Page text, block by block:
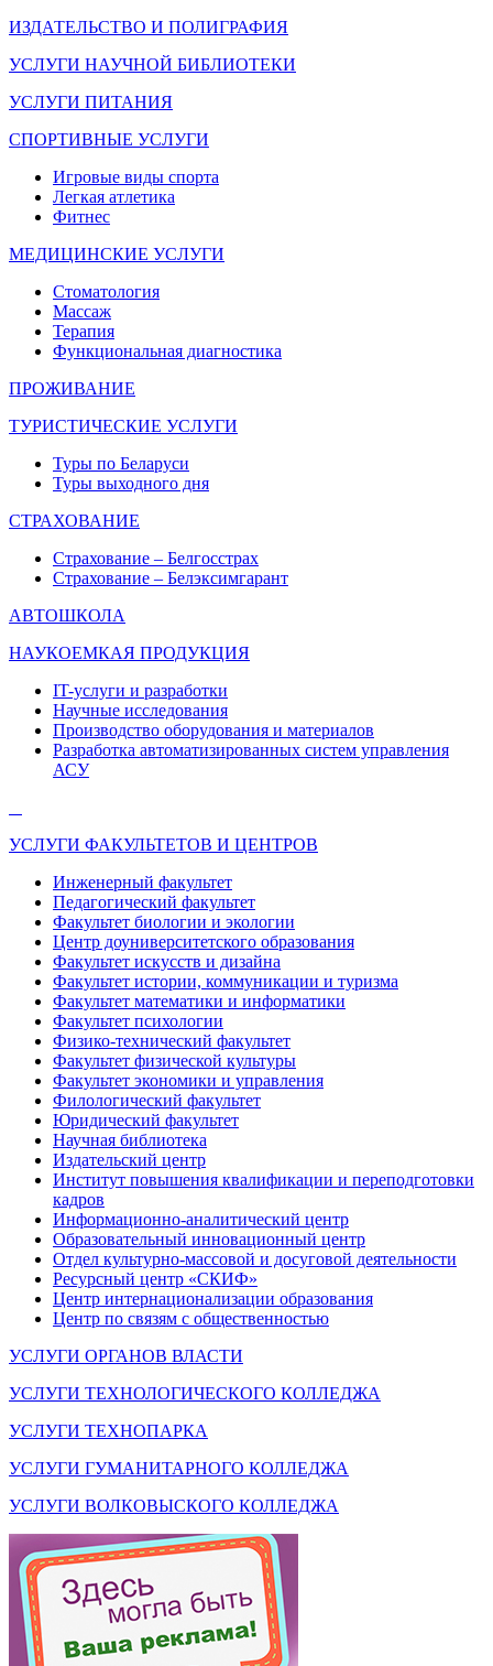
ИЗДАТЕЛЬСТВО И ПОЛИГРАФИЯ
УСЛУГИ НАУЧНОЙ БИБЛИОТЕКИ
УСЛУГИ ПИТАНИЯ
СПОРТИВНЫЕ УСЛУГИ
Игровые виды спорта
Легкая атлетика
Фитнес
МЕДИЦИНСКИЕ УСЛУГИ
Стоматология
Массаж
Терапия
Функциональная диагностика
ПРОЖИВАНИЕ
ТУРИСТИЧЕСКИЕ УСЛУГИ
Туры по Беларуси
Туры выходного дня
СТРАХОВАНИЕ
Страхование – Белгосстрах
Страхование – Белэксимгарант
АВТОШКОЛА
НАУКОЕМКАЯ ПРОДУКЦИЯ
IT-услуги и разработки
Научные исследования
Производство оборудования и материалов
Разработка автоматизированных систем управления
АСУ
УСЛУГИ ФАКУЛЬТЕТОВ И ЦЕНТРОВ
Инженерный факультет
Педагогический факультет
Факультет биологии и экологии
Центр доуниверситетского образования
Факультет искусств и дизайна
Факультет истории, коммуникации и туризма
Факультет математики и информатики
Факультет психологии
Физико-технический факультет
Факультет физической культуры
Факультет экономики и управления
Филологический факультет
Юридический факультет
Научная библиотека
Издательский центр
Институт повышения квалификации и переподготовки
кадров
Информационно-аналитический центр
Образовательный инновационный центр
Отдел культурно-массовой и досуговой деятельности
Ресурсный центр «СКИФ»
Центр интернационализации образования
Центр по связям с общественностью
УСЛУГИ ОРГАНОВ ВЛАСТИ
УСЛУГИ ТЕХНОЛОГИЧЕСКОГО КОЛЛЕДЖА
УСЛУГИ ТЕХНОПАРКА
УСЛУГИ ГУМАНИТАРНОГО КОЛЛЕДЖА
УСЛУГИ ВОЛКОВЫСКОГО КОЛЛЕДЖА